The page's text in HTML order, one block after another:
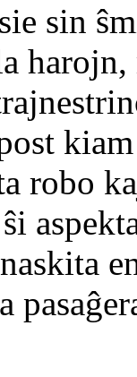
sin
harojn,
robo